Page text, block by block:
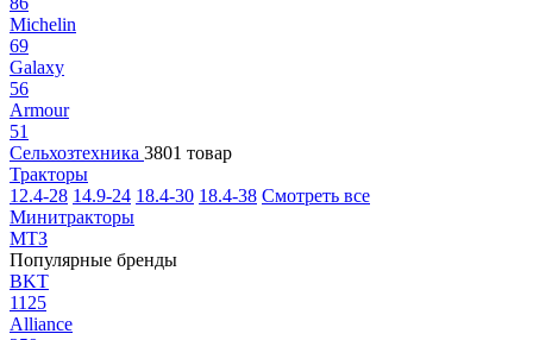
Michelin
69
Galaxy
56
Armour
51
Сельхозтехника 3801 товар
Тракторы
12.4-28 14.9-24 18.4-30 18.4-38 Смотреть все
Минитракторы
МТЗ
Популярные бренды
BKT
1125
Alliance